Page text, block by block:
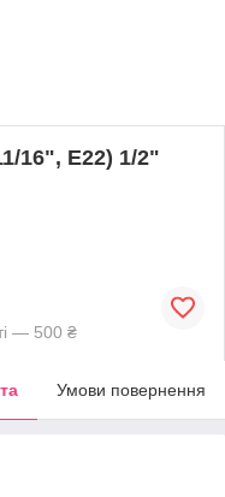
16", Е22) 1/2"
— 500 ₴
Умови повернення